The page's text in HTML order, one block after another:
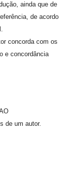
ainda que de
de acordo
concorda com os
e concordância
de um autor.